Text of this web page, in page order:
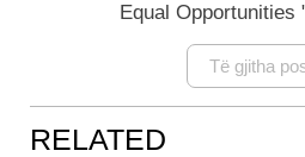
Equal Opportunities
Të gjitha
RELATED